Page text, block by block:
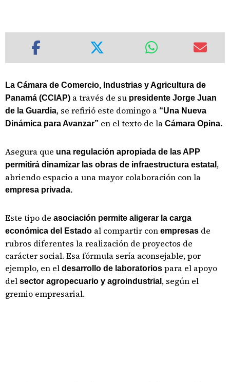
La Cámara de Comercio, Industrias y Agricultura de
Panamá (CCIAP) a través de su presidente Jorge Juan
de la Guardia, se refirió este domingo a “Una Nueva
Dinámica para Avanzar” en el texto de la Cámara Opina.
Asegura que una regulación apropiada de las APP
permitirá dinamizar las obras de infraestructura estatal ,
abriendo espacio a una mayor colaboración con la
empresa privada.
Este tipo de asociación permite aligerar la carga
económica del Estado al compartir con empresas de
rubros diferentes la realización de proyectos de
carácter social. Esa fórmula sería aconsejable, por
ejemplo, en el desarrollo de laboratorios para el apoyo
del sector agropecuario y agroindustrial , según el
gremio empresarial.